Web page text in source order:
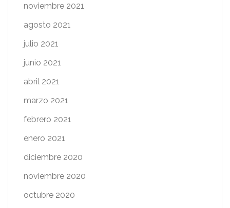
noviembre 2021
agosto 2021
julio 2021
junio 2021
abril 2021
marzo 2021
febrero 2021
enero 2021
diciembre 2020
noviembre 2020
octubre 2020